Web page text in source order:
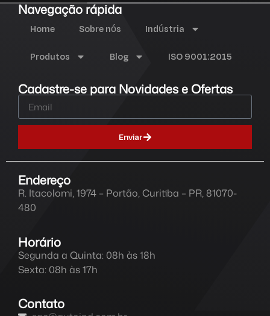
Navegação rápida
Home Sobre nós Indústria
Produtos Blog ISO 9001:2015
Cadastre-se para Novidades e Ofertas
Enviar
Endereço
R. Itacolomi, 1974 – Portão, Curitiba – PR, 81070-
480
Horário
Segunda a Quinta: 08h às 18h
Sexta: 08h às 17h
Contato